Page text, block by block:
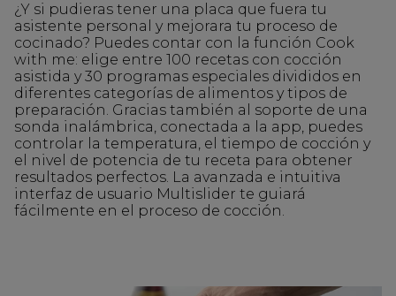
¿Y si pudieras tener una placa que fuera tu
asistente personal y mejorara tu proceso de
cocinado? Puedes contar con la función Cook
with me: elige entre 100 recetas con cocción
asistida y 30 programas especiales divididos en
diferentes categorías de alimentos y tipos de
preparación. Gracias también al soporte de una
sonda inalámbrica, conectada a la app, puedes
controlar la temperatura, el tiempo de cocción y
el nivel de potencia de tu receta para obtener
resultados perfectos. La avanzada e intuitiva
interfaz de usuario Multislider te guiará
fácilmente en el proceso de cocción.